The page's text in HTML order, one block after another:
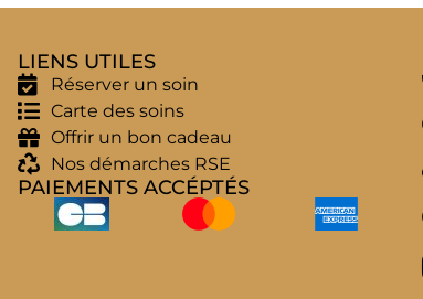
LIENS UTILES
Réserver un soin
Carte des soins
Offrir un bon cadeau
Nos démarches RSE
PAIEMENTS ACCÉPTÉS